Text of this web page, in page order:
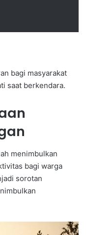
bagi masyarakat
saat berkendara.
menimbulkan
bagi warga
sorotan